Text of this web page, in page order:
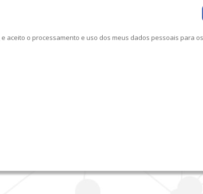
e aceito o processamento e uso dos meus dados pessoais para